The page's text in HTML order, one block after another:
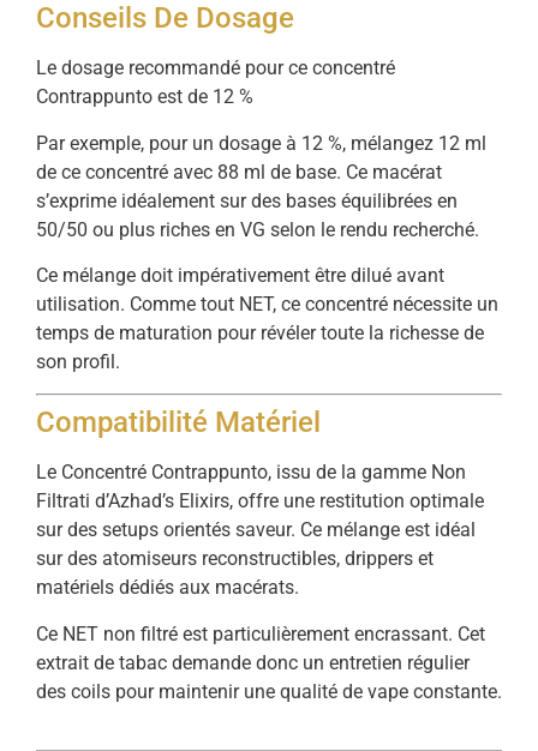
Conseils De Dosage
Le dosage recommandé pour ce concentré
Contrappunto est de 12 %
Par exemple, pour un dosage à 12 %, mélangez 12 ml
de ce concentré avec 88 ml de base. Ce macérat
s’exprime idéalement sur des bases équilibrées en
50/50 ou plus riches en VG selon le rendu recherché.
Ce mélange doit impérativement être dilué avant
utilisation. Comme tout NET, ce concentré nécessite un
temps de maturation pour révéler toute la richesse de
son profil.
Compatibilité Matériel
Le Concentré Contrappunto, issu de la gamme Non
Filtrati d’Azhad’s Elixirs, offre une restitution optimale
sur des setups orientés saveur. Ce mélange est idéal
sur des atomiseurs reconstructibles, drippers et
matériels dédiés aux macérats.
Ce NET non filtré est particulièrement encrassant. Cet
extrait de tabac demande donc un entretien régulier
des coils pour maintenir une qualité de vape constante.